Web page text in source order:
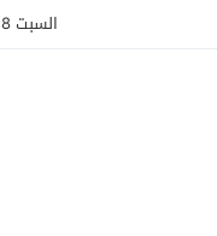
السبت 8 أغسطس 2026 - 6:23 صباحًا